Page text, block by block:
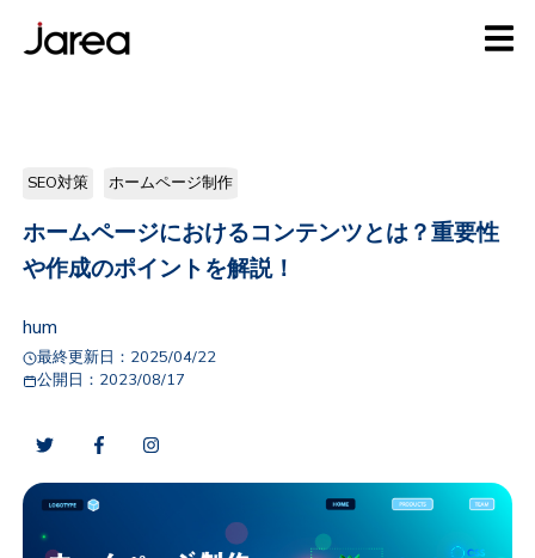
SEO対策 ホームページ制作
ホームページにおけるコンテンツとは？重要性
や作成のポイントを解説！
hum
最終更新日： 2025/04/22
公開日： 2023/08/17